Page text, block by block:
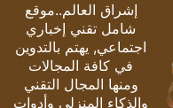
إشراق العالم..موقع
شامل تقني إخباري
اجتماعي, يهتم بالتدوين
في كافة المجالات
ومنها المجال التقني
والذكاء المنزلي وأدوات